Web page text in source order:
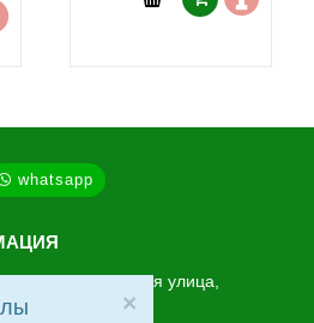
whatsapp
Старо-Нагорная улица,
×